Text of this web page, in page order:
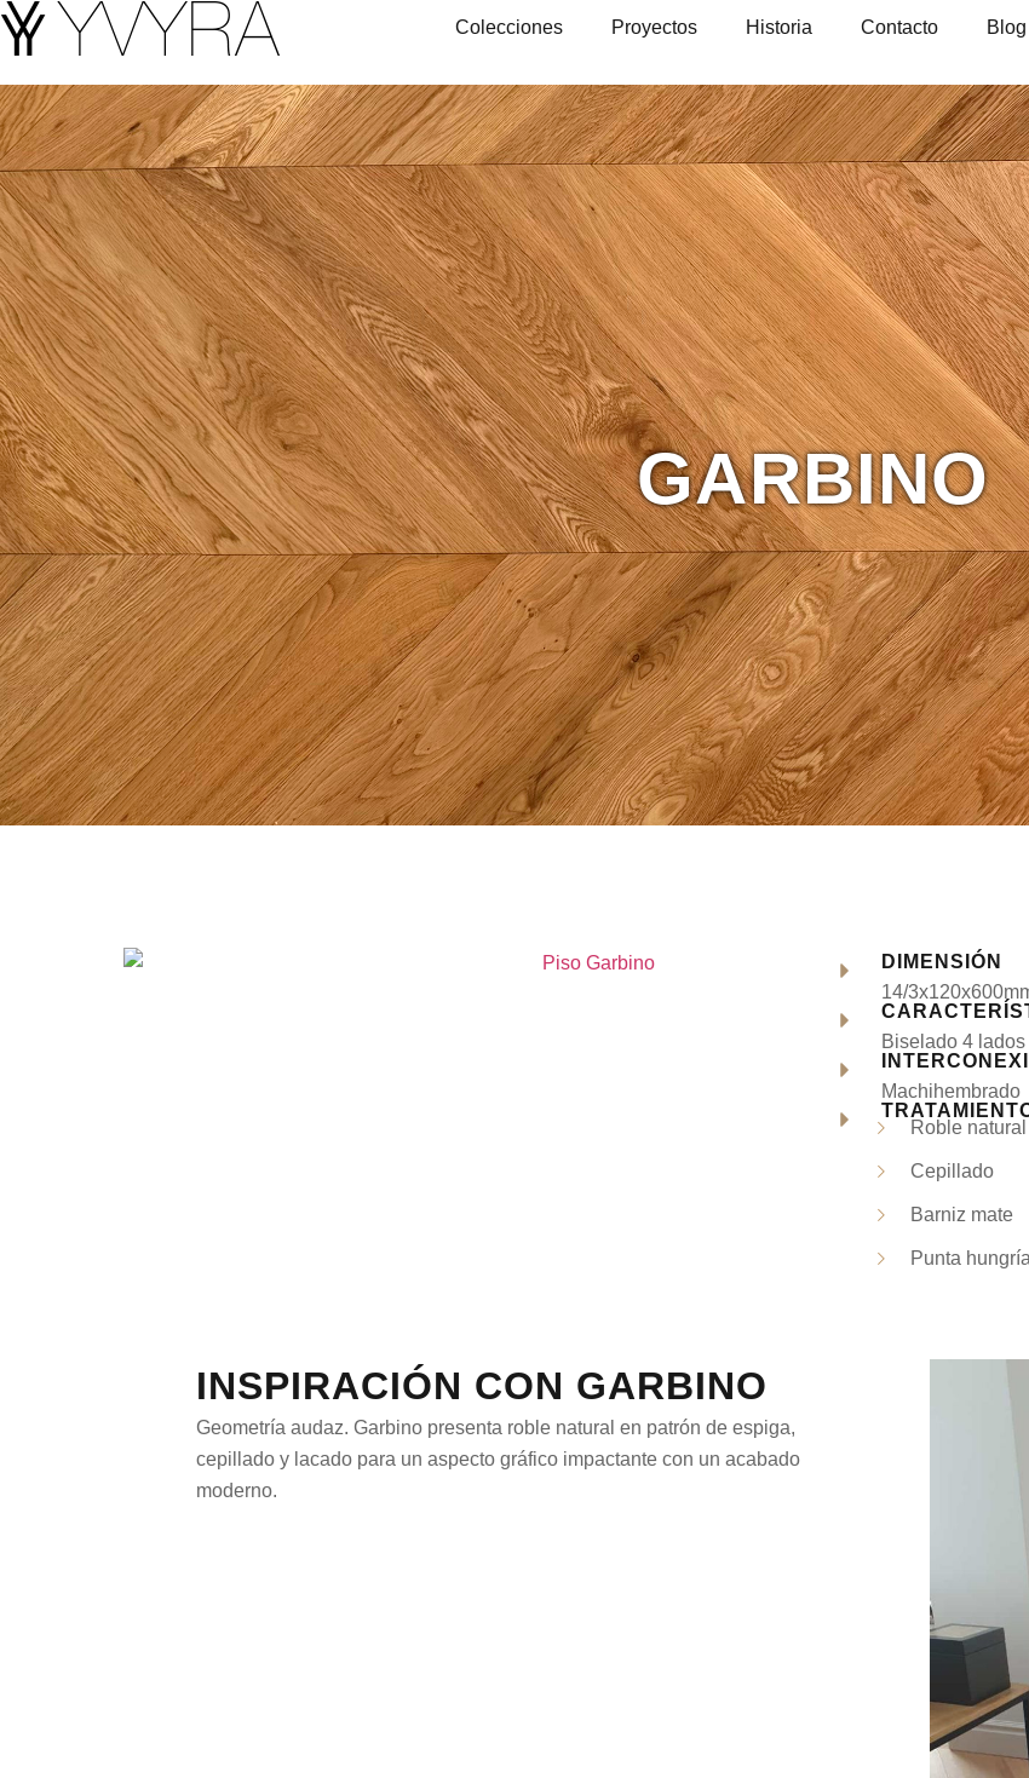
Colecciones Proyectos Historia Contacto Blog
GARBINO
DIMENSIÓN
14/
Biselado 4 lados
Machihembrado
Roble natural
Cepillado
Barniz mate
Punta hungría
INSPIRACIÓN CON GARBINO
Geometría audaz. Garbino presenta roble natural en patrón de espiga,
cepillado y lacado para un aspecto gráfico impactante con un acabado
moderno.